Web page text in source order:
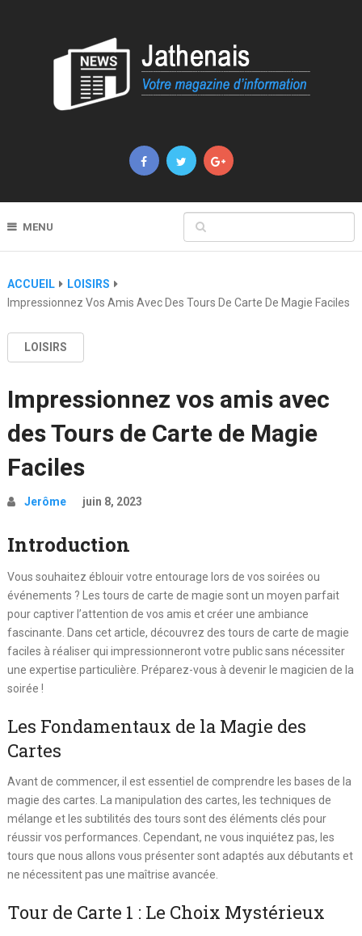
MENU
ACCUEIL
LOISIRS
Impressionnez Vos Amis Avec Des Tours De Carte De Magie Faciles
LOISIRS
Impressionnez vos amis avec
des Tours de Carte de Magie
Faciles
Jerôme juin 8, 2023
Introduction
Vous souhaitez éblouir votre entourage lors de vos soirées ou
événements ? Les tours de carte de magie sont un moyen parfait
pour captiver l’attention de vos amis et créer une ambiance
fascinante. Dans cet article, découvrez des tours de carte de magie
faciles à réaliser qui impressionneront votre public sans nécessiter
une expertise particulière. Préparez-vous à devenir le magicien de la
soirée !
Les Fondamentaux de la Magie des
Cartes
Avant de commencer, il est essentiel de comprendre les bases de la
magie des cartes. La manipulation des cartes, les techniques de
mélange et les subtilités des tours sont des éléments clés pour
réussir vos performances. Cependant, ne vous inquiétez pas, les
tours que nous allons vous présenter sont adaptés aux débutants et
ne nécessitent pas une maîtrise avancée.
Tour de Carte 1 : Le Choix Mystérieux